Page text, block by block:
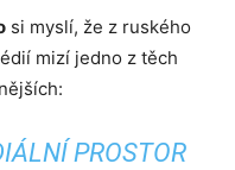
si myslí, že z ruského
mizí jedno z těch
PROSTOR